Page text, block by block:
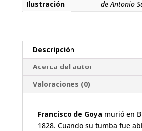
Ilustración
de Antonio
Descripción
Acerca del autor
Valoraciones (0)
Francisco de Goya murió en
1828. Cuando su tumba fue